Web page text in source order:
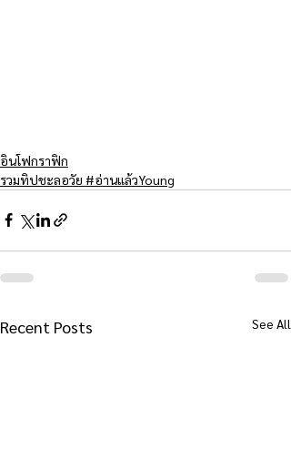
อินโฟกราฟิก
รวมทิปชะลอวัย #อ่านแล้วYoung
Recent Posts See All